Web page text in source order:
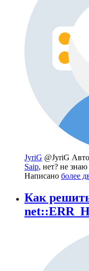
JyriG @JyriG
Saip, нет? не знаю
Написано более
Как